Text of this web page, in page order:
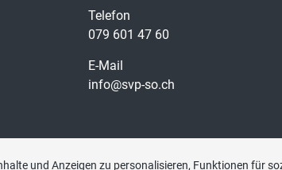
Telefon
079 601 47 60
E-Mail
info@svp-so.ch
und Anzeigen zu personalisieren, Funktionen für